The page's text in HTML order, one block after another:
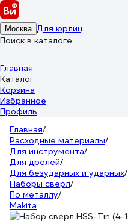
Москва Для юрлиц
Поиск в каталоге
Главная
Каталог
Корзина
Избранное
Профиль
Главная/
Расходные материалы/
Для инструмента/
Для дрелей/
Для безударных и ударных/
Наборы сверл/
По металлу/
Makita